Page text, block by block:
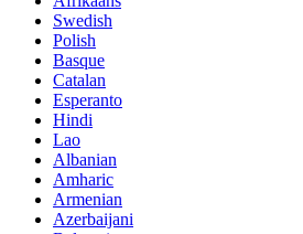
Swedish
Polish
Basque
Catalan
Esperanto
Hindi
Lao
Albanian
Amharic
Armenian
Azerbaijani